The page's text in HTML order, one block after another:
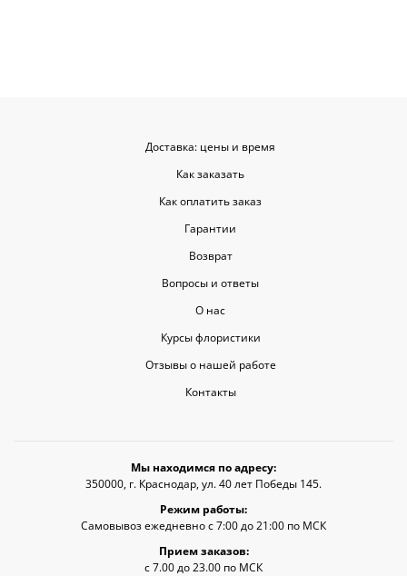
Доставка: цены и время
Как заказать
Как оплатить заказ
Гарантии
Возврат
Вопросы и ответы
О нас
Курсы флористики
Отзывы о нашей работе
Контакты
Мы находимся по адресу:
350000, г. Краснодар, ул. 40 лет Победы 145.
Режим работы:
Самовывоз ежедневно с 7:00 до 21:00 по МСК
Прием заказов:
с 7.00 до 23.00 по МСК